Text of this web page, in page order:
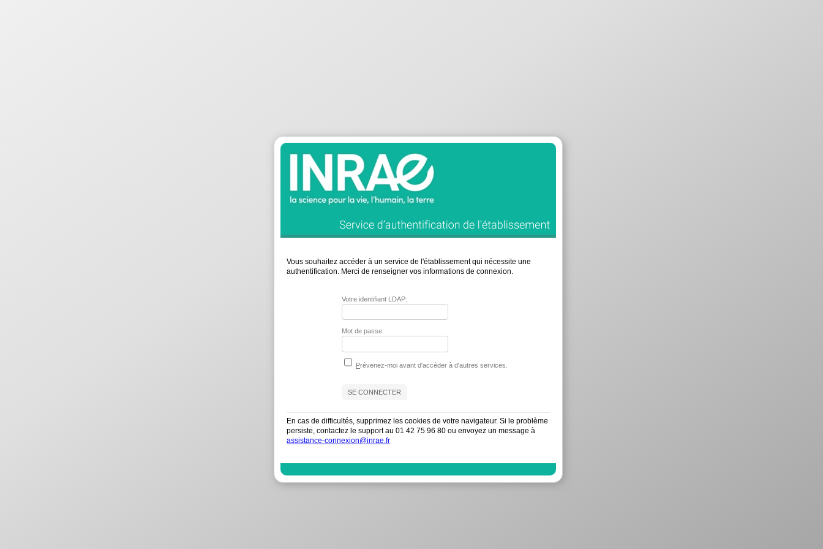
Vous souhaitez accéder à un service de l'établissement qui nécessite une
authentification. Merci de renseigner vos informations de connexion.
Votre identifiant LDAP:
Mot de passe:
Prévenez-moi avant d'accéder à d'autres services.
En cas de difficultés, supprimez les cookies de votre navigateur. Si le problème
persiste, contactez le support au 01 42 75 96 80 ou envoyez un message à
assistance-connexion@inrae.fr